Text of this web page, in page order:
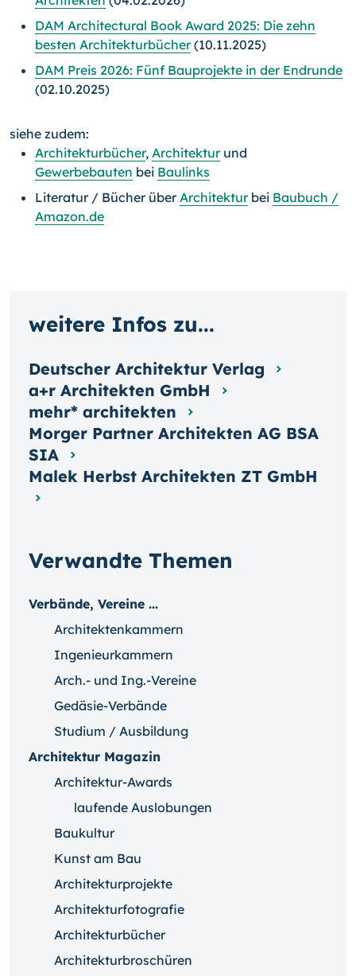
DAM Architectural Book Award 2025: Die zehn
besten Architekturbücher(10.11.2025)
DAM Preis 2026: Fünf Bauprojekte in der Endrunde
(02.10.2025)
siehe zudem:
Architekturbücher, Architekturund
Gewerbebauten bei Baulinks
Literatur / Bücher über Architekturbei Baubuch /
Amazon.de
Verwandte Themen
Verbände, Vereine ...
Architektenkammern
Ingenieurkammern
Arch.- und Ing.-Vereine
Gedäsie-Verbände
Studium / Ausbildung
Architektur Magazin
Architektur-Awards
laufende Auslobungen
Baukultur
Kunst am Bau
Architekturprojekte
Architekturfotografie
Architekturbücher
Architekturbroschüren
weitere Infos zu...
Deutscher Architektur Verlag
a+r Architekten GmbH
mehr* architekten
Morger Partner Architekten AG BSA
SIA
Malek Herbst Architekten ZT GmbH